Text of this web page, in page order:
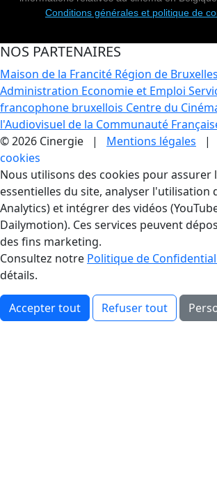
Conditions générales et politique de
NOS PARTENAIRES
Maison de la Francité Région de
Administration Economie et Emploi
francophone bruxellois Centre du
l'Audiovisuel de la Communauté
© 2026 Cinergie | Mentions légales |
cookies
Gestion des Cookies
Nous utilisons des cookies pour assurer
essentielles du site, analyser l'utilisation
Analytics) et intégrer des vidéos
Dailymotion). Ces services peuvent
des fins marketing.
Consultez notre Politique de
détails.
Accepter tout Refuser tout